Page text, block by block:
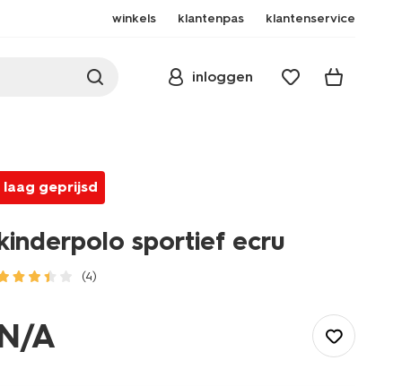
winkels klantenpas klantenservice
inloggen
laag geprijsd
sportief ecru
(4)
shirts-
overhemden/kinderpolo-
sportief-
A